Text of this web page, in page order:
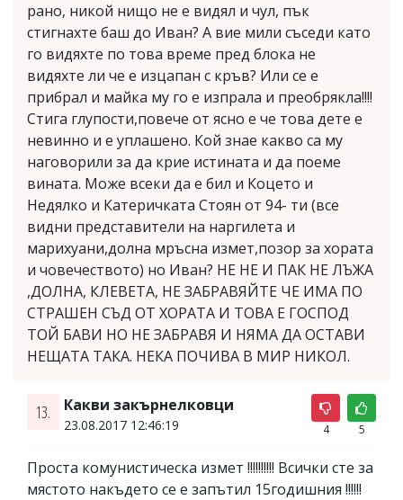
рано, никой нищо не е видял и чул, пък
стигнахте баш до Иван? А вие мили съседи като
го видяхте по това време пред блока не
видяхте ли че е изцапан с кръв? Или се е
прибрал и майка му го е изпрала и преобрякла!!!!
Стига глупости,повече от ясно е че това дете е
невинно и е уплашено. Кой знае какво са му
наговорили за да крие истината и да поеме
вината. Може всеки да е бил и Коцето и
Недялко и Катеричката Стоян от 94- ти (все
видни представители на наргилета и
марихуани,долна мръсна измет,позор за хората
и човечеството) но Иван? НЕ НЕ И ПАК НЕ ЛЪЖА
,ДОЛНА, КЛЕВЕТА, НЕ ЗАБРАВЯЙТЕ ЧЕ ИМА ПО
СТРАШЕН СЪД ОТ ХОРАТА И ТОВА Е ГОСПОД
ТОЙ БАВИ НО НЕ ЗАБРАВЯ И НЯМА ДА ОСТАВИ
НЕЩАТА ТАКА. НЕКА ПОЧИВА В МИР НИКОЛ.
13. Какви закърнелковци
23.08.2017 12:46:19 4 5
Проста комунистическа измет !!!!!!!!!! Всички сте за
мястото накъдето се е запътил 15годишния !!!!!!